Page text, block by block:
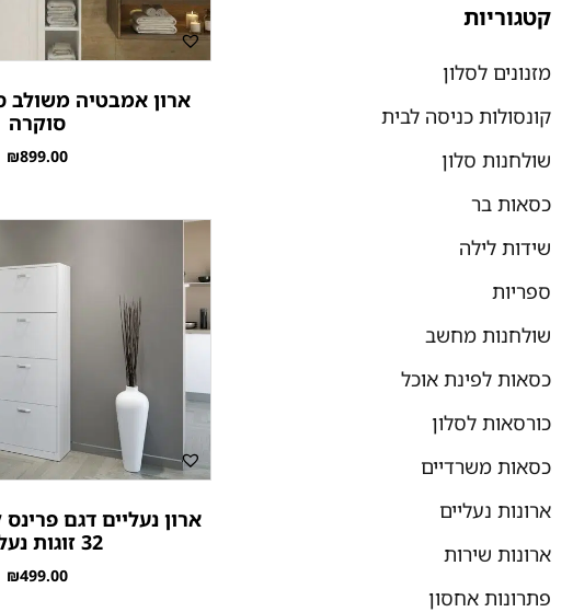
קטגוריות
מזנונים לסלון
קונסולות כניסה לבית
שולחנות סלון
כסאות בר
שידות לילה
ספריות
שולחנות מחשב
כסאות לפינת אוכל
כורסאות לסלון
כסאות משרדיים
ארונות נעליים
ארונות שירות
פתרונות אחסון
ארון אמבטיה משולב
סוקרה
₪899.00
32 זוגות נעליים
₪499.00